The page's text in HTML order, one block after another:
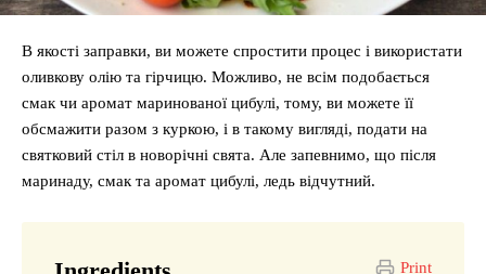
В якості заправки, ви можете спростити процес і використати
оливкову олію та гірчицю. Можливо, не всім подобається
смак чи аромат маринованої цибулі, тому, ви можете її
обсмажити разом з куркою, і в такому вигляді, подати на
святковий стіл в новорічні свята. Але запевнимо, що після
маринаду, смак та аромат цибулі, ледь відчутний.
Print